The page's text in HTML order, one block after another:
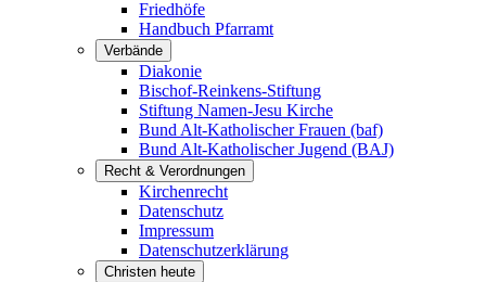
Friedhöfe
Handbuch Pfarramt
Verbände
Diakonie
Bischof-Reinkens-Stiftung
Stiftung Namen-Jesu Kirche
Bund Alt-Katholischer Frauen (baf)
Bund Alt-Katholischer Jugend (BAJ)
Recht & Verordnungen
Kirchenrecht
Datenschutz
Impressum
Datenschutzerklärung
Christen heute